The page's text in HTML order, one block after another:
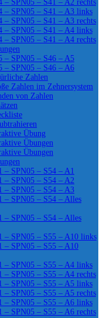
SPN05 – S41 – A2 rechts
– SPN05 – S41 – A3 links
SPN05 – S41 – A3 rechts
– SPN05 – S41 – A4 links
SPN05 – S41 – A4 rechts
– SPN05 – S46 – A5
– SPN05 – S46 – A6
Zahlen
Zahlen im Zehnersystem
von Zahlen
Übung
Übungen
Übungen
– SPN05 – S54 – A1
– SPN05 – S54 – A2
– SPN05 – S54 – A3
– SPN05 – S54 – Alles
– SPN05 – S54 – Alles
– SPN05 – S55 – A10 links
– SPN05 – S55 – A10
– SPN05 – S55 – A4 links
SPN05 – S55 – A4 rechts
– SPN05 – S55 – A5 links
SPN05 – S55 – A5 rechts
– SPN05 – S55 – A6 links
SPN05 – S55 – A6 rechts